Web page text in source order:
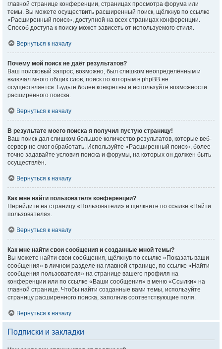
главной странице конференции, страницах просмотра форума или
темы. Вы можете осуществить расширенный поиск, щёлкнув по ссылке
«Расширенный поиск», доступной на всех страницах конференции.
Способ доступа к поиску может зависеть от используемого стиля.
Вернуться к началу
Почему мой поиск не даёт результатов?
Ваш поисковый запрос, возможно, был слишком неопределённым и
включал много общих слов, поиск по которым в phpBB не
осуществляется. Будьте более конкретны и используйте возможности
расширенного поиска.
Вернуться к началу
В результате моего поиска я получил пустую страницу!
Ваш поиск дал слишком большое количество результатов, которые веб-
сервер не смог обработать. Используйте «Расширенный поиск», более
точно задавайте условия поиска и форумы, на которых он должен быть
осуществлён.
Вернуться к началу
Как мне найти пользователя конференции?
Перейдите на страницу «Пользователи» и щёлкните по ссылке «Найти
пользователя».
Вернуться к началу
Как мне найти свои сообщения и созданные мной темы?
Вы можете найти свои сообщения, щёлкнув по ссылке «Показать ваши
сообщения» в личном разделе на главной странице, по ссылке «Найти
сообщения пользователя» на странице вашего профиля на
конференции или по ссылке «Ваши сообщения» в меню «Ссылки» на
главной странице. Чтобы найти созданные вами темы, используйте
страницу расширенного поиска, заполнив соответствующие поля.
Вернуться к началу
Подписки и закладки